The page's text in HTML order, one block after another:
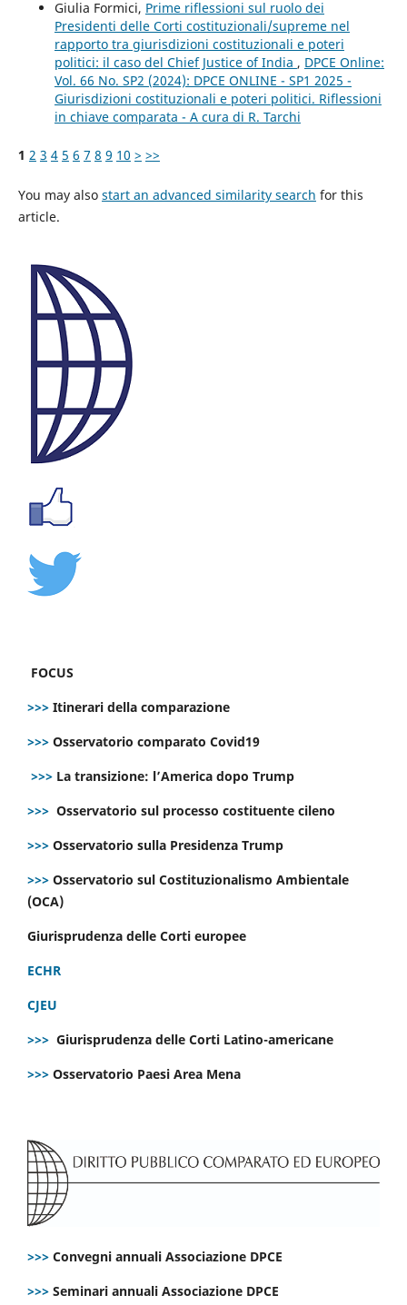
Giulia Formici, Prime riflessioni sul ruolo dei
Presidenti delle Corti costituzionali/supreme nel
rapporto tra giurisdizioni costituzionali e poteri
politici: il caso del Chief Justice of India , DPCE Online:
Vol. 66 No. SP2 (2024): DPCE ONLINE - SP1 2025 -
Giurisdizioni costituzionali e poteri politici. Riflessioni
in chiave comparata - A cura di R. Tarchi
1 2 3 4 5 6 7 8 9 10 > >>
You may also start an advanced similarity search for this
article.
FOCUS
>>> Itinerari della comparazione
>>> Osservatorio comparato Covid19
>>> La transizione: l’America dopo Trump
>>> Osservatorio sul processo costituente cileno
>>> Osservatorio sulla Presidenza Trump
>>> Osservatorio sul Costituzionalismo Ambientale
(OCA)
Giurisprudenza delle Corti europee
ECHR
CJEU
>>> Giurisprudenza delle Corti Latino-americane
>>> Osservatorio Paesi Area Mena
>>> Convegni annuali Associazione DPCE
>>> Seminari annuali Associazione DPCE